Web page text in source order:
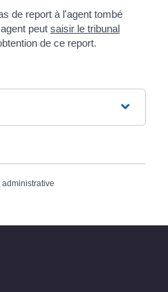
de report à l'agent tombé
peut saisir le tribunal
de ce report.